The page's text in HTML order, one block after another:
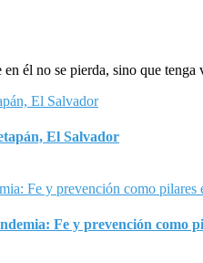
él no se pierda, sino que tenga
El Salvador
Fe y prevención como